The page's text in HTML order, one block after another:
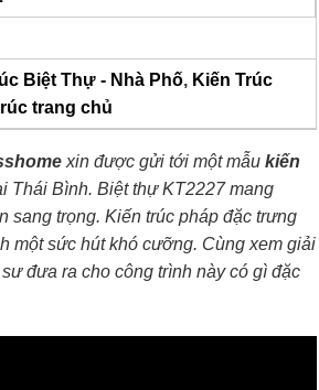
Biệt Thự - Nhà Phố, Kiến Trúc
trang chủ
xin được gửi tới một mẫu kiến
Thái Bình. Biệt thự KT2227 mang
sang trọng. Kiến trúc pháp đặc trưng
một sức hút khó cưỡng. Cùng xem giải
đưa ra cho công trình này có gì đặc